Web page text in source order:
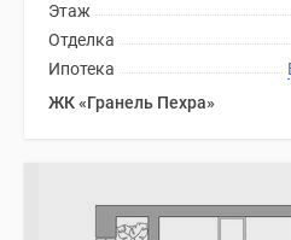
Этаж
Отделка
Ипотека
ЖК «Гранель Пехра»